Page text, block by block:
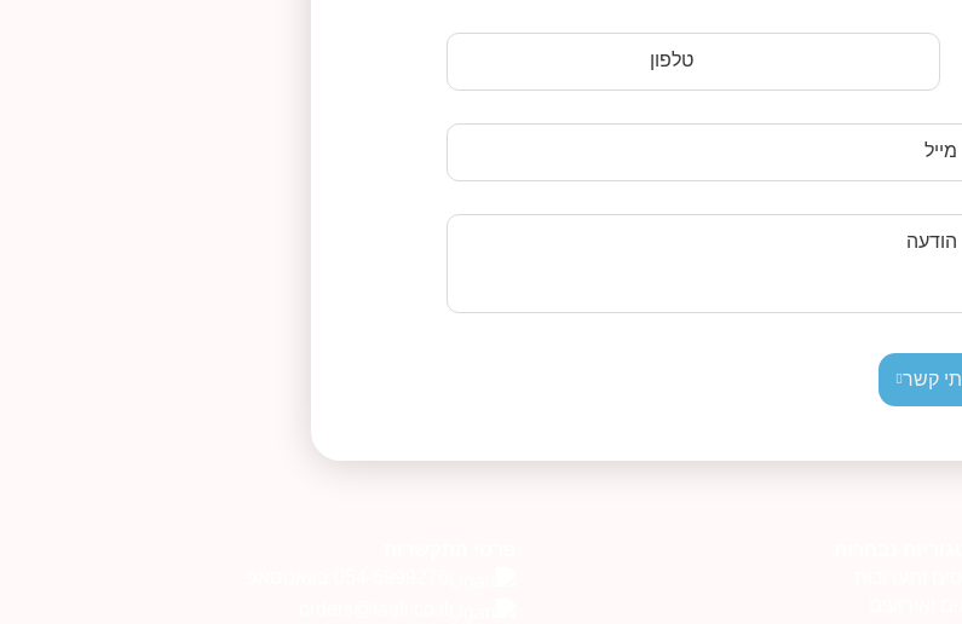
טלפון
מייל
הודעה
קשר